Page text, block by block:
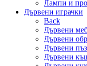
Лампи и
Дървени играчки
Back
Дървени
Дървени
Дървени
Дървени